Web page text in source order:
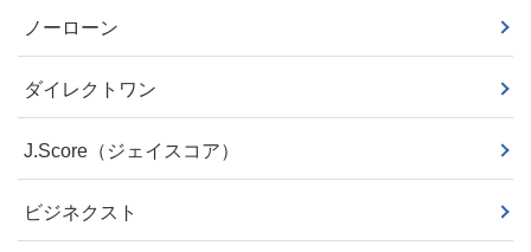
ノーローン
ダイレクトワン
J.Score（ジェイスコア）
ビジネクスト